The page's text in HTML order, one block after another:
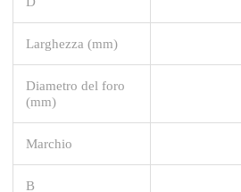
Larghezza (mm)
Diametro del foro
(mm)
Marchio
B